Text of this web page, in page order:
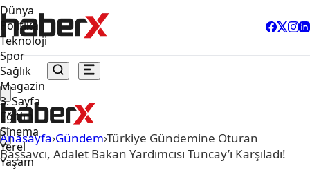
Dünya
Politika
Teknoloji
Spor
Sağlık
Magazin
3. Sayfa
Eğitim
Sinema
Yerel
Yaşam
Anasayfa›Gündem›Türkiye Gündemine Oturan
Başsavcı, Adalet Bakan Yardımcısı Tuncay’ı Karşıladı!